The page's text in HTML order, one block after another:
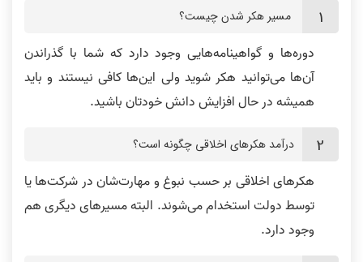
مسیر هکر شدن چیست؟
دوره‌ها و گواهینامه‌هایی وجود دارد که شما با گذراندن
آن‌ها می‌توانید هکر شوید ولی این‌ها کافی نیستند و باید
همیشه در حال افزایش دانش خودتان باشید.
درآمد هکرهای اخلاقی چگونه است؟
هکرهای اخلاقی بر حسب نبوغ و مهارت‌شان در شرکت‌ها یا
توسط دولت استخدام می‌شوند. البته مسیرهای دیگری هم
وجود دارد.